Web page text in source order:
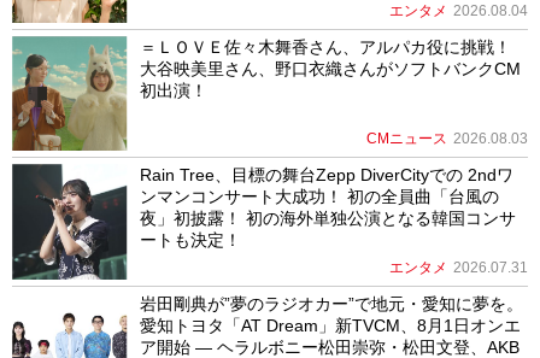
エンタメ 2026.08.04
＝ＬＯＶＥ佐々木舞香さん、アルパカ役に挑戦！
大谷映美里さん、野口衣織さんがソフトバンクCM
初出演！
CMニュース 2026.08.03
Rain Tree、目標の舞台Zepp DiverCityでの 2ndワ
ンマンコンサート大成功！ 初の全員曲「台風の
夜」初披露！ 初の海外単独公演となる韓国コンサ
ートも決定！
エンタメ 2026.07.31
岩田剛典が”夢のラジオカー”で地元・愛知に夢を。
愛知トヨタ「AT Dream」新TVCM、8月1日オンエ
ア開始 ― ヘラルボニー松田崇弥・松田文登、AKB